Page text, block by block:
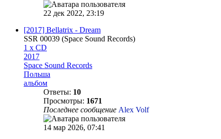
22 дек 2022, 23:19
[2017] Bellatrix - Dream
SSR 00039 (Space Sound Records)
1 x CD
2017
Space Sound Records
Польша
альбом
Ответы: 10
Просмотры: 1671
Последнее сообщение Alex Volf
14 мар 2026, 07:41